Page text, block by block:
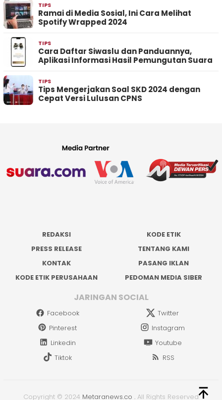
TIPS
Ramai di Media Sosial, Ini Cara Melihat
Spotify Wrapped 2024
TIPS
Cara Daftar Siwaslu dan Panduannya,
Aplikasi Informasi Hasil Pemungutan Suara
TIPS
Tips Mengerjakan Soal SKD 2024 dengan
Cepat Versi Lulusan CPNS
REDAKSI
KODE ETIK
PRESS RELEASE
TENTANG KAMI
KONTAK
PASANG IKLAN
KODE ETIK PERUSAHAAN
PEDOMAN MEDIA SIBER
JARINGAN SOCIAL
Facebook
Twitter
Pinterest
Instagram
Linkedin
Youtube
Tiktok
RSS
Copyright © 2024 Metaranews.co . All Rights Reserved